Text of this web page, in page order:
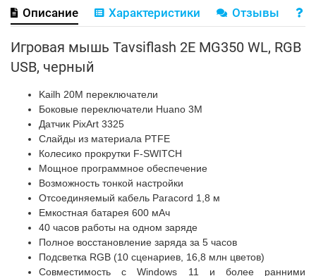
Описание Характеристики Отзывы
Игровая мышь Tavsiflash 2E MG350 WL, RGB
USB, черный
Kailh 20M переключатели
Боковые переключатели Huano 3M
Датчик PixArt 3325
Слайды из материала PTFE
Колесико прокрутки F-SWITCH
Мощное программное обеспечение
Возможность тонкой настройки
Отсоединяемый кабель Paracord 1,8 м
Емкостная батарея 600 мАч
40 часов работы на одном заряде
Полное восстановление заряда за 5 часов
Подсветка RGB (10 сценариев, 16,8 млн цветов)
Совместимость с Windows 11 и более ранними